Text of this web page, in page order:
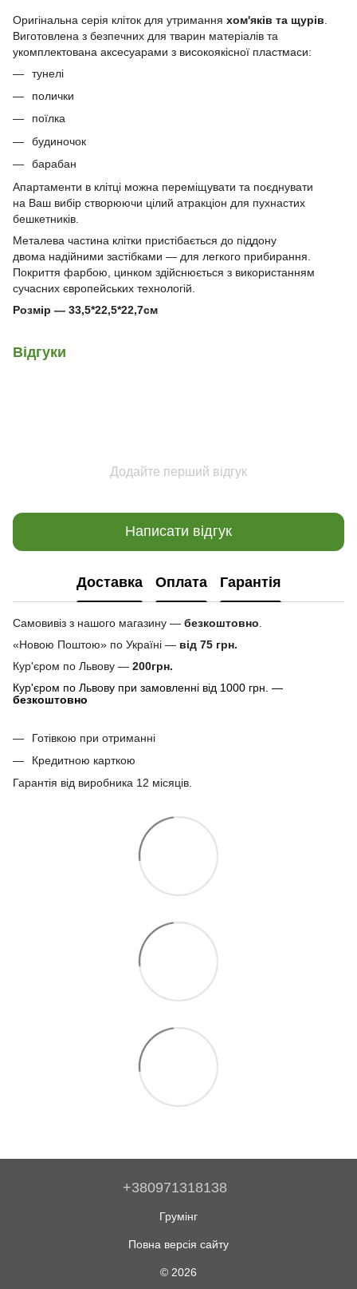
Оригінальна серія кліток для утримання хом'яків та щурів
Виготовлена з безпечних для тварин матеріалів та
укомплектована аксесуарами з високоякісної пластмаси:
тунелі
полички
поїлка
будиночок
барабан
Апартаменти в клітці можна переміщувати та поєднувати
на Ваш вибір створюючи цілий атракціон для пухнастих
бешкетників.
Металева частина клітки пристібається до піддону
двома надійними застібками — для легкого прибирання.
Покриття фарбою, цинком здійснюється з використанням
сучасних європейських технологій.
Розмір — 33,5*22,5*22,7см
Відгуки
Додайте перший відгук
Написати відгук
Доставка Оплата Гарантія
Самовивіз з нашого магазину — безкоштовно
«Новою Поштою» по Україні — від 75 грн.
Кур'єром по Львову — 200грн.
Кур'єром по Львову при замовленні від 1000 грн. —
безкоштовно
Готівкою при отриманні
Кредитною карткою
Гарантія від виробника 12 місяців.
+380971318138
Грумінг
Повна версія сайту
© 2026